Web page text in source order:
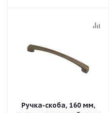
Ручка-скоба, 160 мм,